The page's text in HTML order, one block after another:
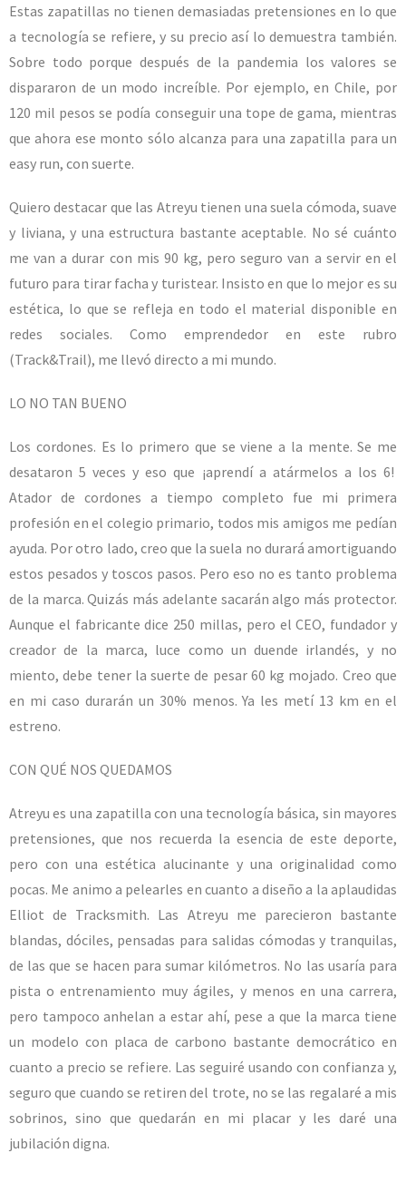
Estas zapatillas no tienen demasiadas pretensiones en lo que
a tecnología se refiere, y su precio así lo demuestra también.
Sobre todo porque después de la pandemia los valores se
dispararon de un modo increíble. Por ejemplo, en Chile, por
120 mil pesos se podía conseguir una tope de gama, mientras
que ahora ese monto sólo alcanza para una zapatilla para un
easy run, con suerte.
Quiero destacar que las Atreyu tienen una suela cómoda, suave
y liviana, y una estructura bastante aceptable. No sé cuánto
me van a durar con mis 90 kg, pero seguro van a servir en el
futuro para tirar facha y turistear. Insisto en que lo mejor es su
estética, lo que se refleja en todo el material disponible en
redes sociales. Como emprendedor en este rubro
(Track&Trail), me llevó directo a mi mundo.
LO NO TAN BUENO
Los cordones. Es lo primero que se viene a la mente. Se me
desataron 5 veces y eso que ¡aprendí a atármelos a los 6!
Atador de cordones a tiempo completo fue mi primera
profesión en el colegio primario, todos mis amigos me pedían
ayuda. Por otro lado, creo que la suela no durará amortiguando
estos pesados y toscos pasos. Pero eso no es tanto problema
de la marca. Quizás más adelante sacarán algo más protector.
Aunque el fabricante dice 250 millas, pero el CEO, fundador y
creador de la marca, luce como un duende irlandés, y no
miento, debe tener la suerte de pesar 60 kg mojado. Creo que
en mi caso durarán un 30% menos. Ya les metí 13 km en el
estreno.
CON QUÉ NOS QUEDAMOS
Atreyu es una zapatilla con una tecnología básica, sin mayores
pretensiones, que nos recuerda la esencia de este deporte,
pero con una estética alucinante y una originalidad como
pocas. Me animo a pelearles en cuanto a diseño a la aplaudidas
Elliot de Tracksmith. Las Atreyu me parecieron bastante
blandas, dóciles, pensadas para salidas cómodas y tranquilas,
de las que se hacen para sumar kilómetros. No las usaría para
pista o entrenamiento muy ágiles, y menos en una carrera,
pero tampoco anhelan a estar ahí, pese a que la marca tiene
un modelo con placa de carbono bastante democrático en
cuanto a precio se refiere. Las seguiré usando con confianza y,
seguro que cuando se retiren del trote, no se las regalaré a mis
sobrinos, sino que quedarán en mi placar y les daré una
jubilación digna.